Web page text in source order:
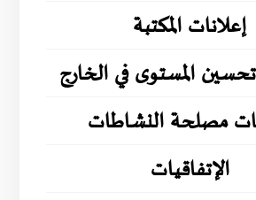
إعلانات المكتبة
المستوى في الخارج
مصلحة النشاطات
الإتفاقيات